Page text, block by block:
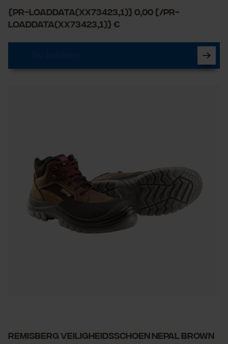
{PR-LoadData(XX73423,1)} 0,00 {/PR-
LoadData(XX73423,1)} €
Remisberg Veiligheidsschoen Nepal brown
Marketing Cookies